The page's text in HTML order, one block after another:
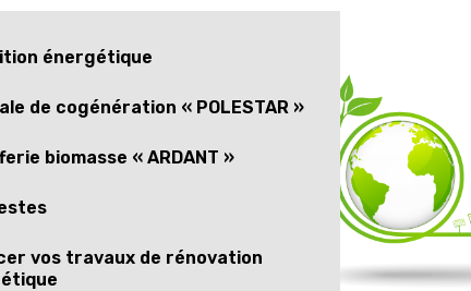
énergétique
de cogénération « POLESTAR »
biomasse « ARDANT »
vos travaux de rénovation